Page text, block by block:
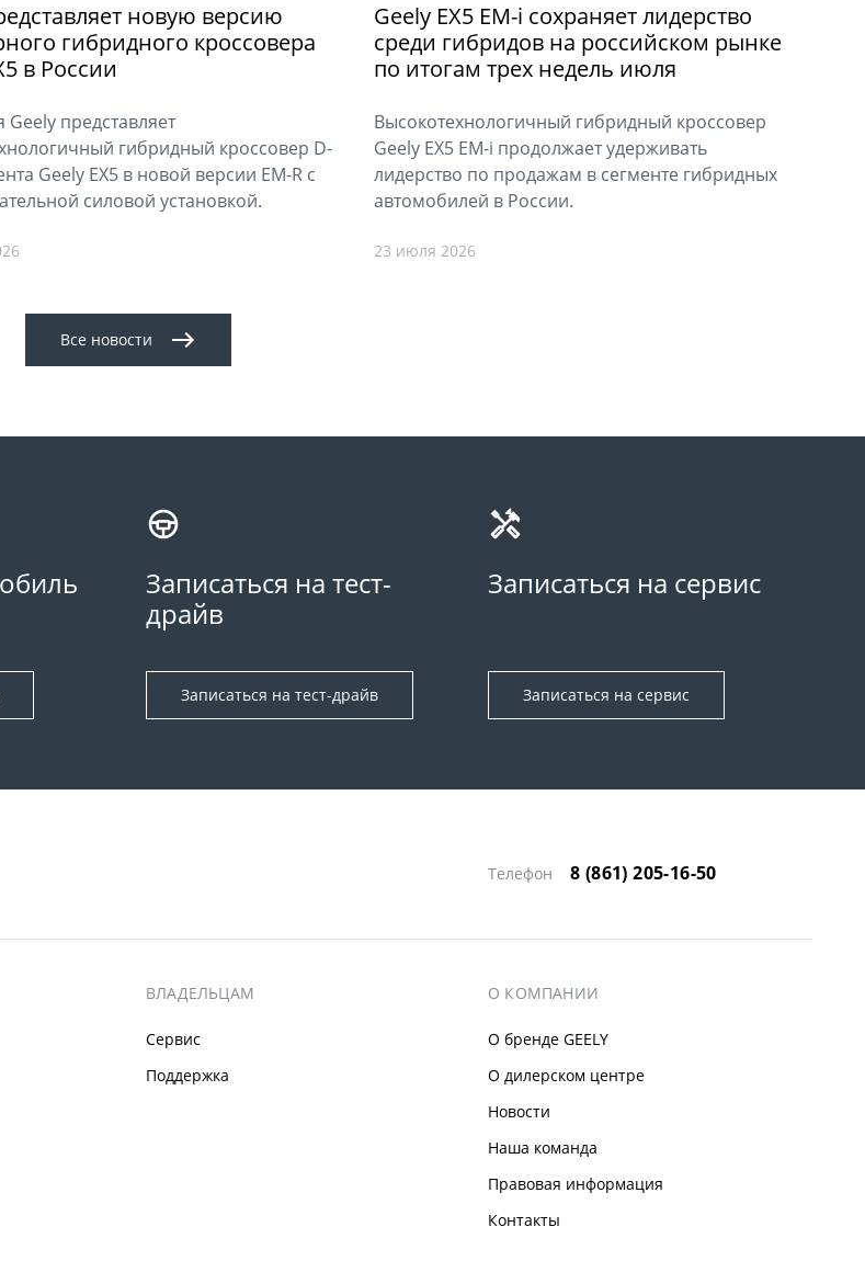
новую версию
гибридного кроссовера
в России
представляет
гибридный кроссовер D-
Geely EX5 в новой версии EM-R с
силовой установкой.
Geely EX5 EM-i сохраняет лидерство
среди гибридов на российском рынке
по итогам трех недель июля
Высокотехнологичный гибридный кроссовер
Geely EX5 EM-i продолжает удерживать
лидерство по продажам в сегменте гибридных
автомобилей в России.
23 июля 2026
Все новости
Записаться на тест-
драйв
Записаться на тест-драйв
Записаться на сервис
Записаться на сервис
Телефон 8 (861) 205-16-50
ВЛАДЕЛЬЦАМ
Сервис
Поддержка
О КОМПАНИИ
О бренде GEELY
О дилерском центре
Новости
Наша команда
Правовая информация
Контакты